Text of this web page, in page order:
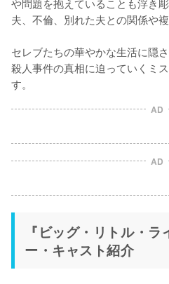
夫、不倫、別れた夫との関係や
セレブたちの華やかな生活に隠
殺人事件の真相に迫っていくミ
す。
AD
AD
『ビッグ・リトル・
ー・キャスト紹介